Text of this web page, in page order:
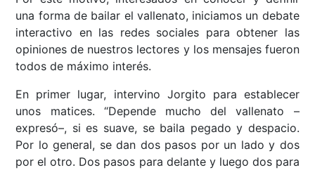
una forma de bailar el vallenato, iniciamos un debate
interactivo en las redes sociales para obtener las
opiniones de nuestros lectores y los mensajes fueron
todos de máximo interés.
En primer lugar, intervino Jorgito para establecer
unos matices. “Depende mucho del vallenato –
expresó–, si es suave, se baila pegado y despacio.
Por lo general, se dan dos pasos por un lado y dos
por el otro. Dos pasos para delante y luego dos para